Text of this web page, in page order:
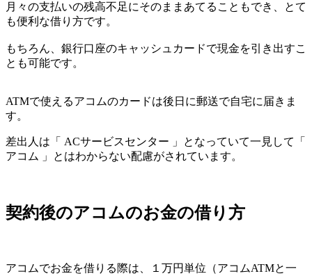
月々の支払いの残高不足にそのままあてることもでき、とて
も便利な借り方です。
もちろん、銀行口座のキャッシュカードで現金を引き出すこ
とも可能です。
ATMで使えるアコムのカードは後日に郵送で自宅に届きま
す。
差出人は「 ACサービスセンター 」となっていて一見して「
アコム 」とはわからない配慮がされています。
契約後のアコムのお金の借り方
アコムでお金を借りる際は、１万円単位（アコムATMと一